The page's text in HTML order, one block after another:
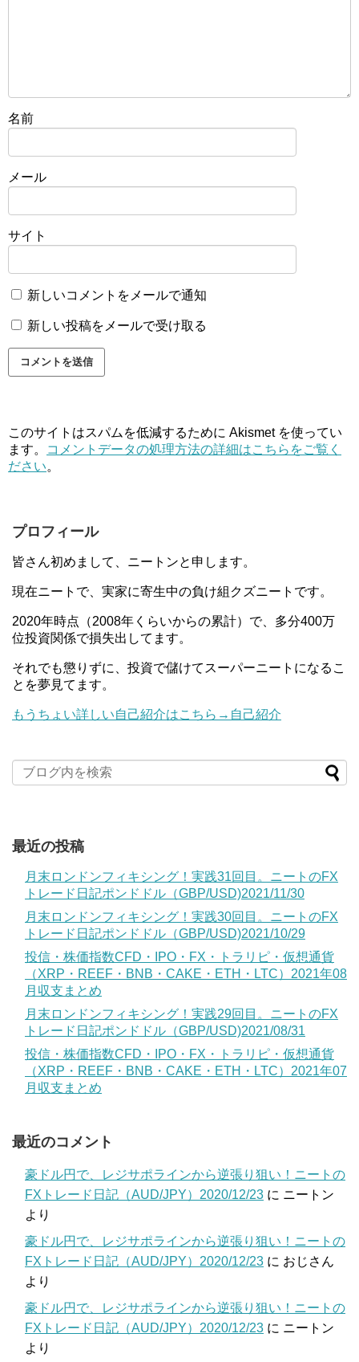
名前
メール
サイト
新しいコメントをメールで通知
新しい投稿をメールで受け取る
このサイトはスパムを低減するために Akismet を使ってい
ます。
コメントデータの処理方法の詳細はこちらをご覧く
ださい。
プロフィール
皆さん初めまして、ニートンと申します。
現在ニートで、実家に寄生中の負け組クズニートです。
2020年時点（2008年くらいからの累計）で、多分400万
位投資関係で損失出してます。
それでも懲りずに、投資で儲けてスーパーニートになるこ
とを夢見てます。
もうちょい詳しい自己紹介はこちら→自己紹介
最近の投稿
月末ロンドンフィキシング！実践31回目。ニートのFX
トレード日記ポンドドル（GBP/USD)2021/11/30
月末ロンドンフィキシング！実践30回目。ニートのFX
トレード日記ポンドドル（GBP/USD)2021/10/29
投信・株価指数CFD・IPO・FX・トラリピ・仮想通貨
（XRP・REEF・BNB・CAKE・ETH・LTC）2021年08
月収支まとめ
月末ロンドンフィキシング！実践29回目。ニートのFX
トレード日記ポンドドル（GBP/USD)2021/08/31
投信・株価指数CFD・IPO・FX・トラリピ・仮想通貨
（XRP・REEF・BNB・CAKE・ETH・LTC）2021年07
月収支まとめ
最近のコメント
豪ドル円で、レジサポラインから逆張り狙い！ニートの
FXトレード日記（AUD/JPY）2020/12/23 に ニートン
より
豪ドル円で、レジサポラインから逆張り狙い！ニートの
FXトレード日記（AUD/JPY）2020/12/23 に おじさん
より
豪ドル円で、レジサポラインから逆張り狙い！ニートの
FXトレード日記（AUD/JPY）2020/12/23 に ニートン
より